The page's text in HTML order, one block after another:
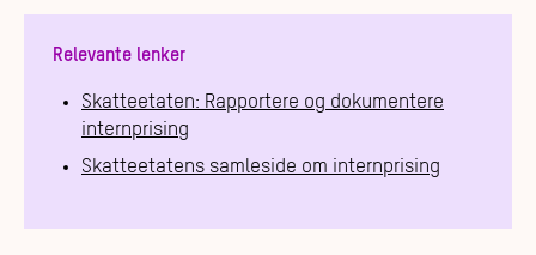
Relevante lenker
Skatteetaten: Rapportere og dokumentere
internprising
Skatteetatens samleside om internprising